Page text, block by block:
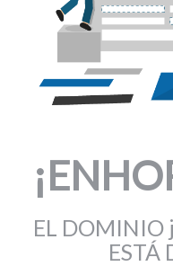
EL DOMINIO
ESTÁ